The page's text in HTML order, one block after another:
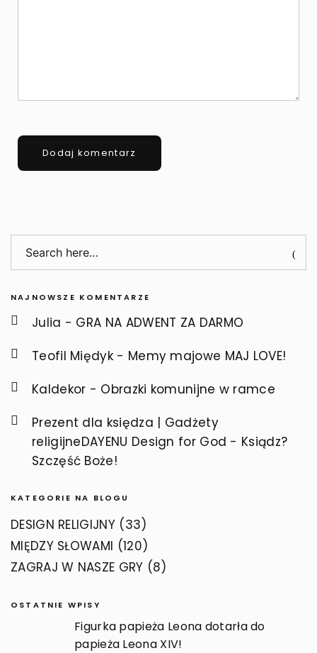
NAJNOWSZE KOMENTARZE
Julia - GRA NA ADWENT ZA DARMO
Teofil Międyk- Memy majowe MAJ LOVE!
Kaldekor - Obrazki komunijne w ramce
Prezent dla księdza | Gadżety
religijneDAYENU Design for God - Ksiądz?
Szczęść Boże!
KATEGORIE NA BLOGU
DESIGN RELIGIJNY(33)
MIĘDZY SŁOWAMI (120)
ZAGRAJ W NASZE GRY (8)
OSTATNIE WPISY
Figurka papieża Leona dotarła do
papieża Leona XIV!